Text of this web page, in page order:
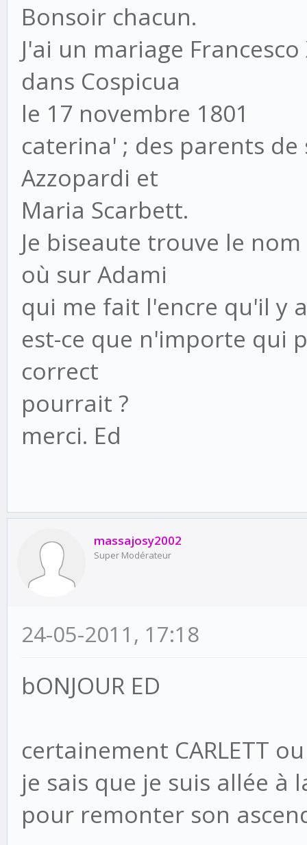
Bonsoir chacun.
J'ai un mariage
dans Cospicua
le 17 novembre 1801
caterina' ; des parents
Azzopardi et
Maria Scarbett.
Je biseaute trouve le
où sur Adami
qui me fait l'encre qu'il y
est-ce que n'importe qui
correct
pourrait ?
merci. Ed
massajosy2002
Super Modérateur
24-05-2011, 17:18
bONJOUR ED
certainement CARLETT ou
je sais que je suis allée à
pour remonter son